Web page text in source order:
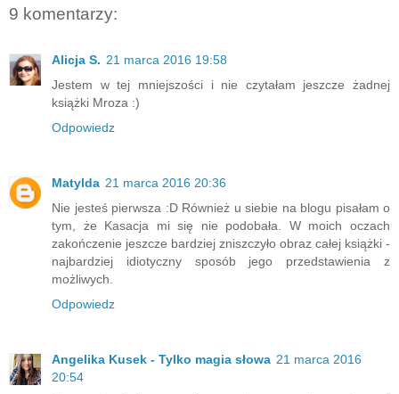
9 komentarzy:
Alicja S. 21 marca 2016 19:58
Jestem w tej mniejszości i nie czytałam jeszcze żadnej
książki Mroza :)
Odpowiedz
Matylda 21 marca 2016 20:36
Nie jesteś pierwsza :D Również u siebie na blogu pisałam o
tym, że Kasacja mi się nie podobała. W moich oczach
zakończenie jeszcze bardziej zniszczyło obraz całej książki -
najbardziej idiotyczny sposób jego przedstawienia z
możliwych.
Odpowiedz
Angelika Kusek - Tylko magia słowa 21 marca 2016
20:54